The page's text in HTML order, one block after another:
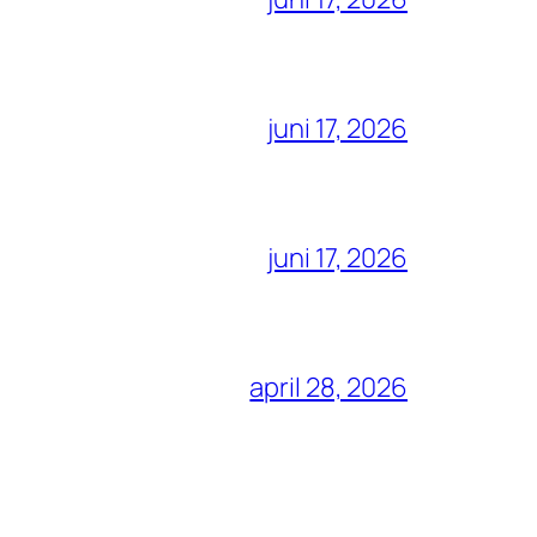
juni 17, 2026
juni 17, 2026
april 28, 2026